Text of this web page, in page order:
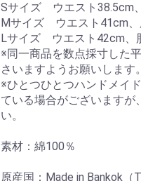
Sサイズ ウエスト38.5cm
Mサイズ ウエスト41cm
Lサイズ ウエスト42cm、
※同一商品を数点採寸した
さいますようお願いします。
※ひとつひとつハンドメイ
ている場合がございますが
い。
素材：綿100％
原産国：Made in Bankok（